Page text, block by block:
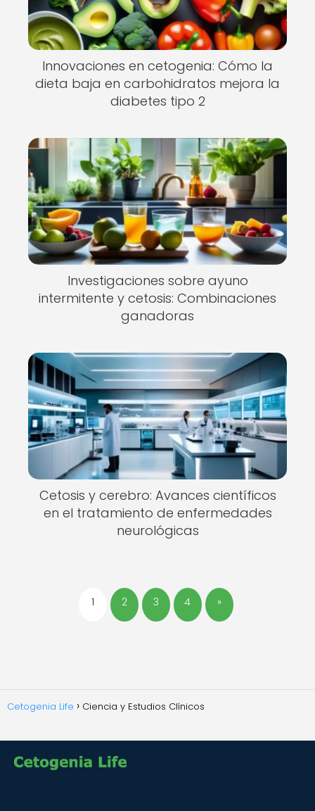
Innovaciones en cetogenia: Cómo la
dieta baja en carbohidratos mejora la
diabetes tipo 2
Investigaciones sobre ayuno
intermitente y cetosis: Combinaciones
ganadoras
Cetosis y cerebro: Avances científicos
en el tratamiento de enfermedades
neurológicas
1 2 3 4 »
Cetogenia Life Ciencia y Estudios Clínicos